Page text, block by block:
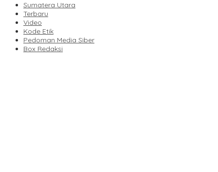
Sumatera Utara
Terbaru
Video
Kode Etik
Pedoman Media Siber
Box Redaksi